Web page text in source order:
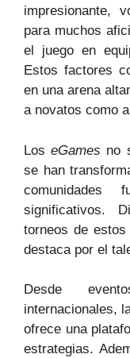
impresionante,
para muchos
el juego en
Estos factores
en una arena
a novatos como
LoseGames no
se han
comunidades
significativos.
torneos de
destaca por el
Desde
internacionales,
ofrece una
estrategias.